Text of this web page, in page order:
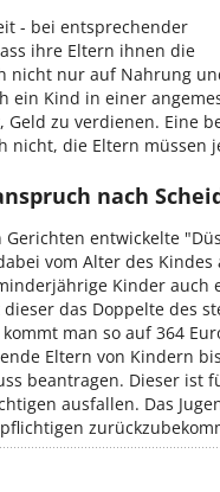
- bei entsprechender
ihre Eltern ihnen die
nicht nur auf Nahrung
ein Kind in einer
zu verdienen. Eine
nicht, die Eltern müssen
nach
entwickelte
vom Alter des Kindes
Kinder auch
das Doppelte des
man so auf 364
Eltern von Kindern
beantragen. Dieser ist
ausfallen. Das